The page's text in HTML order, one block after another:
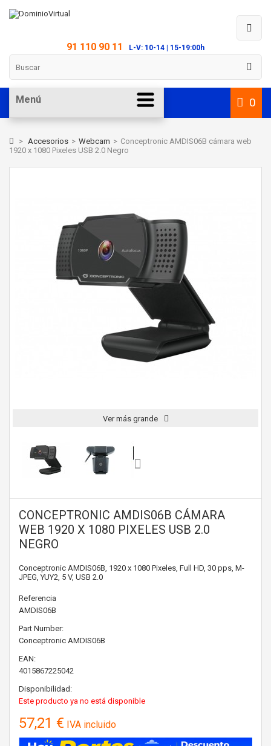
91 110 90 11 L-V: 10-14 | 15-19:00h
0
Menú
> Accesorios > Webcam > Conceptronic AMDIS06B cámara web
1920 x 1080 Pixeles USB 2.0 Negro
Ver más grande
CONCEPTRONIC AMDIS06B CÁMARA
WEB 1920 X 1080 PIXELES USB 2.0
NEGRO
Conceptronic AMDIS06B, 1920 x 1080 Pixeles, Full HD, 30 pps, M-
JPEG, YUY2, 5 V, USB 2.0
Referencia
AMDIS06B
Part Number:
Conceptronic AMDIS06B
EAN:
4015867225042
Disponibilidad:
Este producto ya no está disponible
57,21 € IVA incluido